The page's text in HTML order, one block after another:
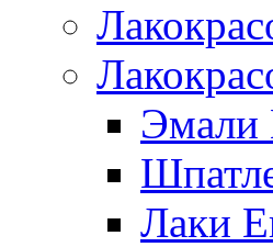
Эмали
Лаки